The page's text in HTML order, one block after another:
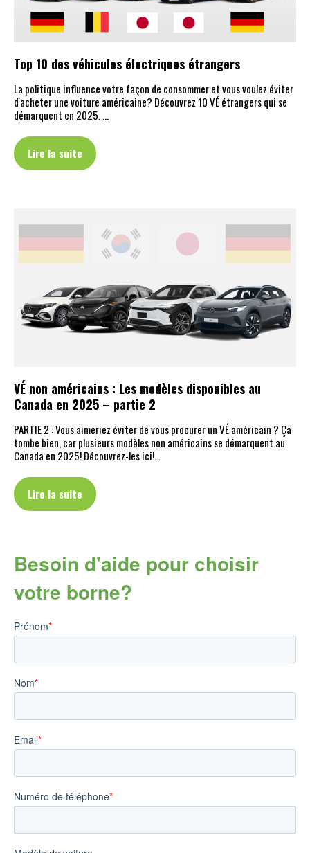
Top 10 des véhicules électriques étrangers
La politique influence votre façon de consommer et vous voulez éviter
d'acheter une voiture américaine? Découvrez 10 VÉ étrangers qui se
démarquent en 2025. …
Lire la suite
VÉ non américains : Les modèles disponibles au
Canada en 2025 – partie 2
PARTIE 2 : Vous aimeriez éviter de vous procurer un VÉ américain ? Ça
tombe bien, car plusieurs modèles non américains se démarquent au
Canada en 2025! Découvrez-les ici!…
Lire la suite